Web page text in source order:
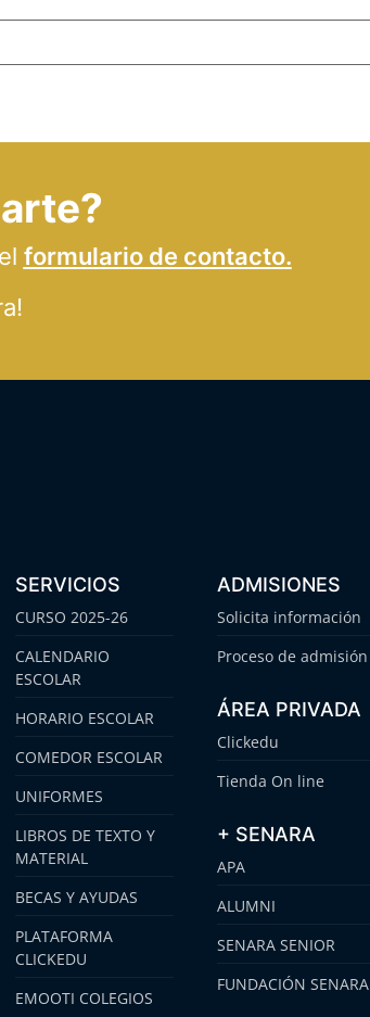
formulario de contacto.
SERVICIOS
CURSO 2025-26
CALENDARIO
ESCOLAR
HORARIO ESCOLAR
COMEDOR ESCOLAR
UNIFORMES
LIBROS DE TEXTO Y
MATERIAL
BECAS Y AYUDAS
PLATAFORMA
CLICKEDU
EMOOTI COLEGIOS
ADMISIONES
Solicita información
Proceso de admisión
ÁREA PRIVADA
Clickedu
Tienda On line
+ SENARA
APA
ALUMNI
SENARA SENIOR
FUNDACIÓN SENARA